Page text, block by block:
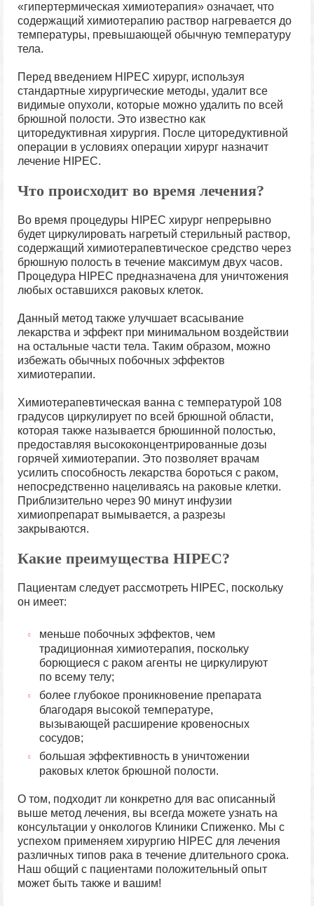
«гипертермическая химиотерапия» означает, что
содержащий химиотерапию раствор нагревается до
температуры, превышающей обычную температуру
тела.
Перед введением HIPEC хирург, используя
стандартные хирургические методы, удалит все
видимые опухоли, которые можно удалить по всей
брюшной полости. Это известно как
циторедуктивная хирургия. После циторедуктивной
операции в условиях операции хирург назначит
лечение HIPEC.
Что происходит во время лечения?
Во время процедуры HIPEC хирург непрерывно
будет циркулировать нагретый стерильный раствор,
содержащий химиотерапевтическое средство через
брюшную полость в течение максимум двух часов.
Процедура HIPEC предназначена для уничтожения
любых оставшихся раковых клеток.
Данный метод также улучшает всасывание
лекарства и эффект при минимальном воздействии
на остальные части тела. Таким образом, можно
избежать обычных побочных эффектов
химиотерапии.
Химиотерапевтическая ванна с температурой 108
градусов циркулирует по всей брюшной области,
которая также называется брюшинной полостью,
предоставляя высококонцентрированные дозы
горячей химиотерапии. Это позволяет врачам
усилить способность лекарства бороться с раком,
непосредственно нацеливаясь на раковые клетки.
Приблизительно через 90 минут инфузии
химиопрепарат вымывается, а разрезы
закрываются.
Какие преимущества HIPEC?
Пациентам следует рассмотреть HIPEC, поскольку
он имеет:
меньше побочных эффектов, чем
традиционная химиотерапия, поскольку
борющиеся с раком агенты не циркулируют
по всему телу;
более глубокое проникновение препарата
благодаря высокой температуре,
вызывающей расширение кровеносных
сосудов;
большая эффективность в уничтожении
раковых клеток брюшной полости.
О том, подходит ли конкретно для вас описанный
выше метод лечения, вы всегда можете узнать на
консультации у онкологов Клиники Спиженко. Мы с
успехом применяем хирургию HIPEC для лечения
различных типов рака в течение длительного срока.
Наш общий с пациентами положительный опыт
может быть также и вашим!